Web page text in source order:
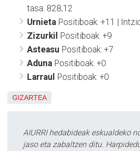
tasa: 828,12
Urnieta Positiboak: +11 |
Zizurkil
Positiboak: +9
Asteasu Positiboak: +7
Aduna Positiboak: +0
Larraul
Positiboak: +0
GIZARTEA
AIURRI hedabideak eskualdeko
jaso eta zabaltzen ditu.